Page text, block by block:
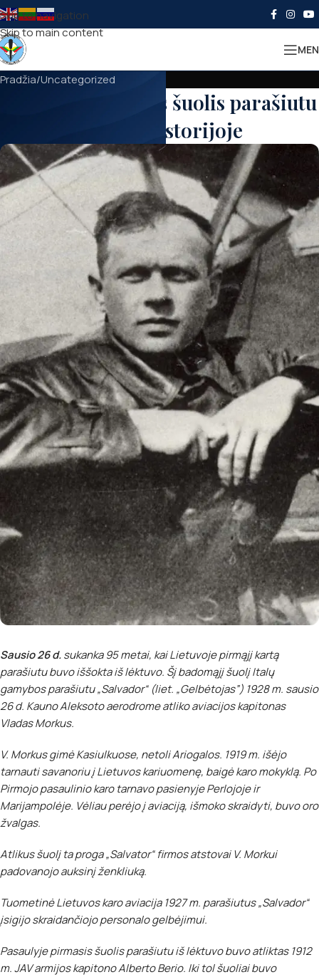
Skip to navigation
Skip to main content
Pradžia Uncategorized
Paminėtas pirmas šuolis parašiutu
Lietuvos istorijoje
Sausio 26 d.sukanka 95 metai, kai Lietuvoje pirmąjį kartą
parašiutu buvo iššokta iš lėktuvo. Šį badomąjį šuolį Italų
gamybos parašiutu „Salvador“ (liet. „Gelbėtojas”) 1928 m. sausio
26 d. Kauno Aleksoto aerodrome atliko aviacijos kapitonas
Vladas Morkus.
V. Morkusgimė Kasiulkuose, netoliAriogalos. 1919m. išėjo
tarnauti savanoriu į Lietuvos kariuomenę, baigė karo mokyklą. Po
Pirmojo pasaulinio karo tarnavo pasienyjePerlojoje ir
Marijampolėje. Vėliau perėjo į aviaciją, išmoko skraidyti, buvo oro
žvalgas.
Atlikus šuolį ta proga „Salvator“ firmos atstovai V. Morkui
padovanojo auksinį ženkliuką.
Tuometinė Lietuvos karo aviacija 1927 m. parašiutus „Salvador“
įsigijo skraidančiojo personalo gelbėjimui.
Pasaulyje pirmasis šuolis parašiutu iš lėktuvo buvo atliktas 1912
m. JAV armijos kapitono Alberto Berio. Iki tol šuoliai buvo